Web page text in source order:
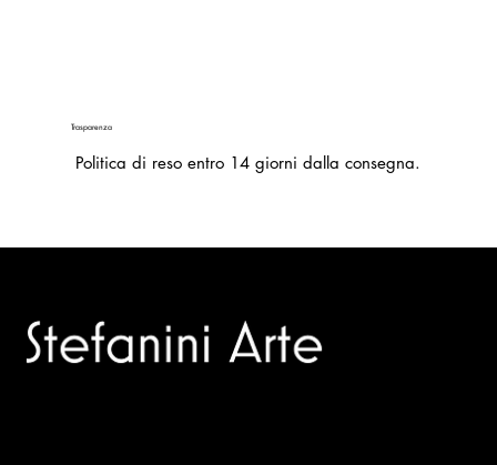
Trasparenza
Politica di reso entro 14 giorni dalla consegna.